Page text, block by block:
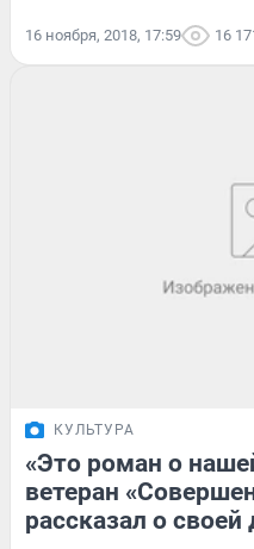
16 ноября, 2018, 17:59 16
КУЛЬТУРА
«Это роман о
ветеран
рассказал о